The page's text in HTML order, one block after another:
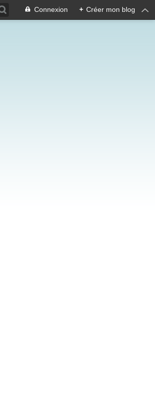
Connexion + Créer mon blog